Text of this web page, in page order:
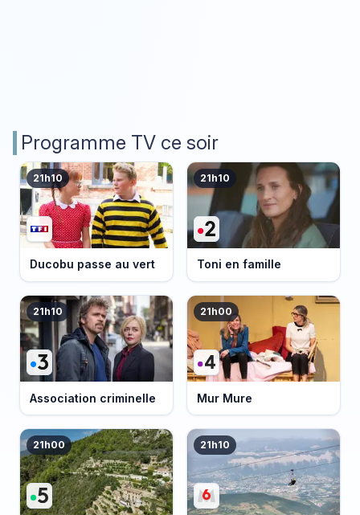
Programme TV ce soir
21h10
Ducobu passe au vert
21h10
Toni en famille
21h10
Association criminelle
21h00
Mur Mure
21h00 21h10